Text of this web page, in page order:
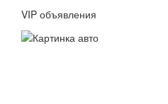
VIP объявления